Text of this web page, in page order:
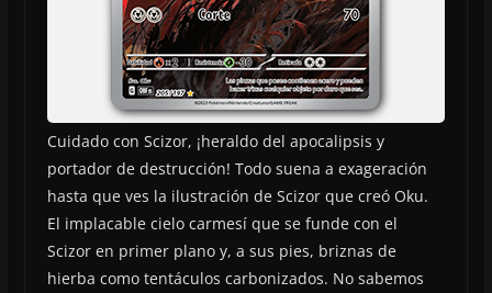
Cuidado con Scizor, ¡heraldo del apocalipsis y
portador de destrucción! Todo suena a exageración
hasta que ves la ilustración de Scizor que creó Oku.
El implacable cielo carmesí que se funde con el
Scizor en primer plano y, a sus pies, briznas de
hierba como tentáculos carbonizados. No sabemos